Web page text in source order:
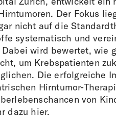
Der Fokus
nicht auf die
systematisch und
wird bewertet, wie
um Krebspatienten
Die erfolgreiche
Hirntumor-
von
dazu hier.